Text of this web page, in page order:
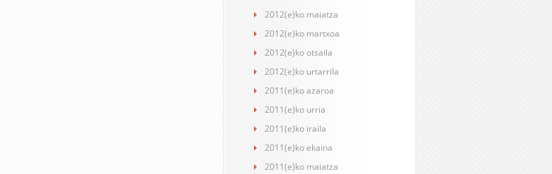
2012(e)ko maiatza
2012(e)ko martxoa
2012(e)ko otsaila
2012(e)ko urtarrila
2011(e)ko azaroa
2011(e)ko urria
2011(e)ko iraila
2011(e)ko ekaina
2011(e)ko maiatza